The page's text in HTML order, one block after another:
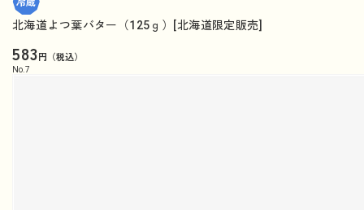
北海道よつ葉バター（125ｇ）[北海道限定販売]
583円（税込）
No. 7